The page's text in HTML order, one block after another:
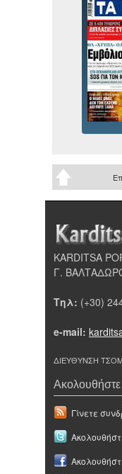
KARDITSA
Γ.
Τηλ: (+30)
e-mail:
ΔΙΕΥΘΥΝΣΗ
Γίνετε